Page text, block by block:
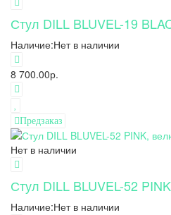
Стул DILL BLUVEL-19
Наличие:Нет в наличии
8 700.00р.
Предзаказ
Нет в наличии
Стул DILL BLUVEL-52
Наличие:Нет в наличии